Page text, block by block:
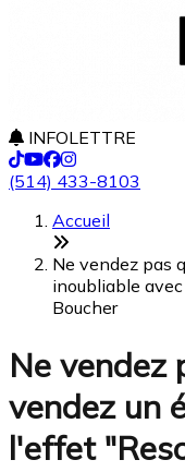
INFOLETTRE
(514) 433-8103
Accueil
Ne vendez pas
inoubliable
Boucher
Ne vendez
vendez un
l'effet